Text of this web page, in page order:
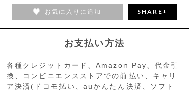
お気に入りに追加 SHARE+
お支払い方法
各種クレジットカード、Amazon Pay、代金引
換、コンビニエンスストアでの前払い、キャリ
ア決済(ドコモ払い、auかんたん決済、ソフト